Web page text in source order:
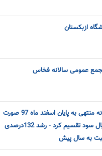
ازبکستان
در مجمع عمومی عادی سالانه منتهی به پایان اسفند ماه 97 صورت
گرفت: فولاد خراسان 400 ریال سود تقسیم کرد - رشد 132درصدی
به سال پیش